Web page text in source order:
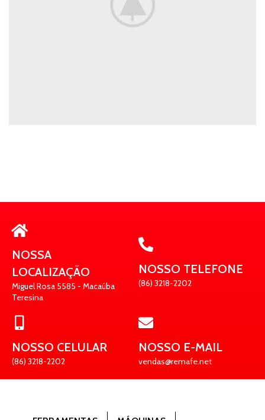
NOSSA
LOCALIZAÇÃO
Miguel Rosa 5585 - Macaúba
Teresina
NOSSO TELEFONE
(86) 3218-2202
NOSSO CELULAR
(86) 3218-2202
NOSSO E-MAIL
vendas@remafe.net